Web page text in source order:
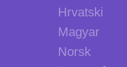
Hrvatski
Magyar
Norsk